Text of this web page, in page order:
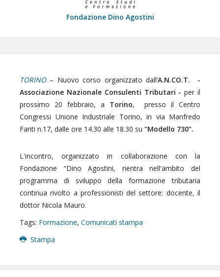
Fondazione Dino Agostini
TORINO– Nuovo corso organizzato dall’A.N.CO.T. -
Associazione Nazionale Consulenti Tributari -per il
prossimo 20 febbraio, a Torino, presso il Centro
Congressi Unione Industriale Torino, in via Manfredo
Fanti n.17, dalle ore 14.30 alle 18.30 su "Modello 730”.
L'incontro, organizzato in collaborazione con la
Fondazione “Dino Agostini, rientra nell'ambito del
programma di sviluppo della formazione tributaria
continua rivolto a professionisti del settore: docente, il
dottor Nicola Mauro.
Tags: Formazione, Comunicati stampa
Stampa